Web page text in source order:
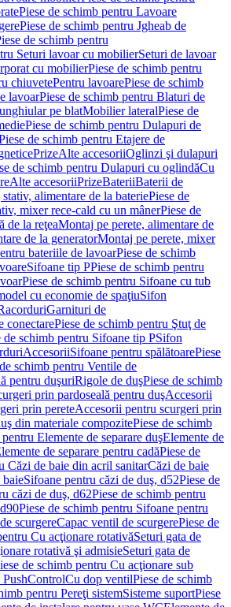
Piese de schimb pentru Lavoare
Piese de schimb pentru Jgheab de
de schimb pentru
Seturi lavoar cu mobilierSeturi de lavoar
cu mobilierPiese de schimb pentru
chiuvetePentru lavoarePiese de schimb
lavoarPiese de schimb pentru Blaturi de
pe blatMobilier lateralPiese de
Piese de schimb pentru Dulapuri de
de schimb pentru Etajere de
PrizeAlte accesoriiOglinzi şi dulapuri
de schimb pentru Dulapuri cu oglindăCu
Alte accesoriiPrizeBateriiBaterii de
alimentare de la bateriePiese de
mixer rece-cald cu un mânerPiese de
de la reţeaMontaj pe perete, alimentare de
de la generatorMontaj pe perete, mixer
bateriile de lavoarPiese de schimb
Sifoane tip PPiese de schimb pentru
Piese de schimb pentru Sifoane cu tub
cu economie de spaţiuSifon
Garnituri de
conectarePiese de schimb pentru Ştuţ de
de schimb pentru Sifoane tip PSifon
AccesoriiSifoane pentru spălătoarePiese
schimb pentru Ventile de
pentru duşuriRigole de duşPiese de schimb
prin pardoseală pentru duşAccesorii
prin pereteAccesorii pentru scurgeri prin
din materiale compozitePiese de schimb
Elemente de separare duşElemente de
de separare pentru cadăPiese de
Căzi de baie din acril sanitarCăzi de baie
baieSifoane pentru căzi de duş, d52Piese de
căzi de duş, d62Piese de schimb pentru
Piese de schimb pentru Sifoane pentru
scurgereCapac ventil de scurgerePiese de
Cu acţionare rotativăSeturi gata de
rotativă şi admisieSeturi gata de
de schimb pentru Cu acţionare sub
PushControlCu dop ventilPiese de schimb
pentru Pereţi sistemSisteme suportPiese